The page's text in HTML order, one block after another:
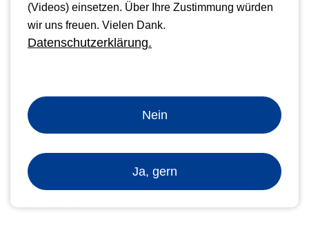
Zubehör
Bindemaschinen zum Verarbeiten
Klemmbindegeräte
(Videos) einsetzen. Über Ihre Zustimmung würden
wir uns freuen. Vielen Dank.
Datenschutzerklärung.
Nein
Ja, gern